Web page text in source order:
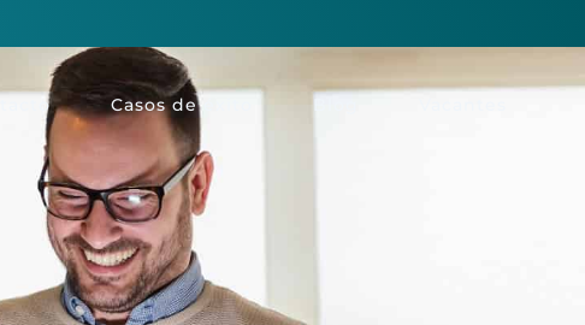
Casos de éxito